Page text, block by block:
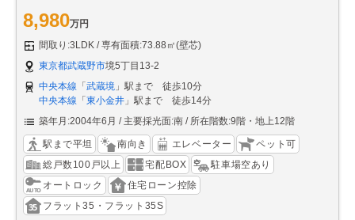
8,980万円
間取り:3LDK
専有面積:73.88㎡(壁芯)
東京都武蔵野市境5丁目13-2
中央本線 「 武蔵境 」駅まで 徒歩10分
中央本線 「 東小金井 」駅まで 徒歩14分
築年月:2004年6月
主要採光面:南 所在階数:9階・地上12階
駅まで平坦 南向き エレベーター
ペット可
総戸数100戸以上
宅配BOX
駐車場空あり
オートロック
住宅ローン控除
フラット35・フラット35S